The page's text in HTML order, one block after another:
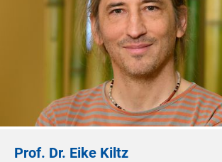
Prof. Dr. Eike Kiltz